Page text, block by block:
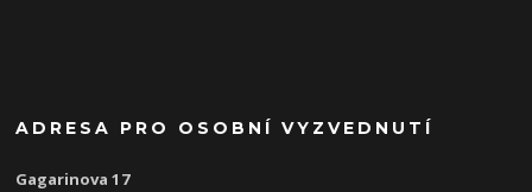
ADRESA PRO OSOBNÍ VYZVEDNUTÍ
Gagarinova 17